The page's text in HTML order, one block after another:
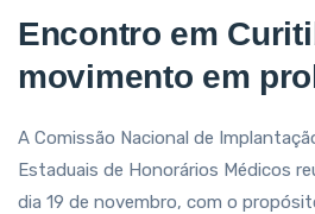
Encontro em
movimento em
A Comissão Nacional de
Estaduais de Honorários Médicos
dia 19 de novembro, com o